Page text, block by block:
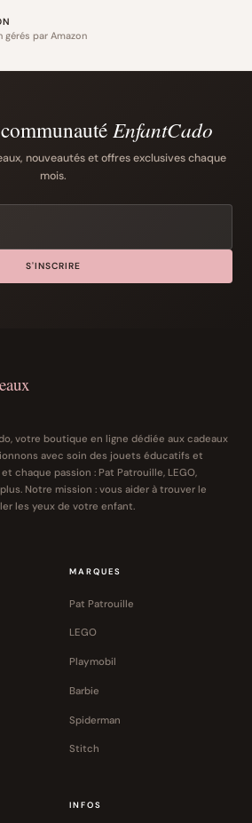
gérés par Amazon
EnfantCado
nouveautés et offres exclusives chaque
mois.
S'INSCRIRE
votre boutique en ligne dédiée aux cadeaux
avec soin des jouets éducatifs et
chaque passion : Pat Patrouille, LEGO,
Notre mission : vous aider à trouver le
les yeux de votre enfant.
MARQUES
Pat Patrouille
LEGO
Playmobil
Barbie
Spiderman
Stitch
INFOS